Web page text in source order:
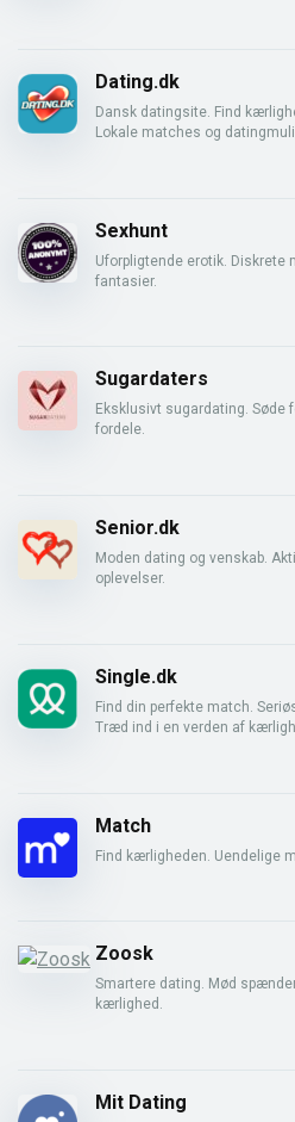
Dating.dk
Dansk datingsite. Find
Lokale matches og
Sexhunt
Uforpligtende erotik. Diskrete
fantasier.
Sugardaters
Eksklusivt sugardating. Søde
fordele.
Senior.dk
Moden dating og venskab.
oplevelser.
Single.dk
Find din perfekte match.
Træd ind i en verden af
Match
Find kærligheden. Uendelige
Zoosk
Smartere dating. Mød
kærlighed.
Mit Dating